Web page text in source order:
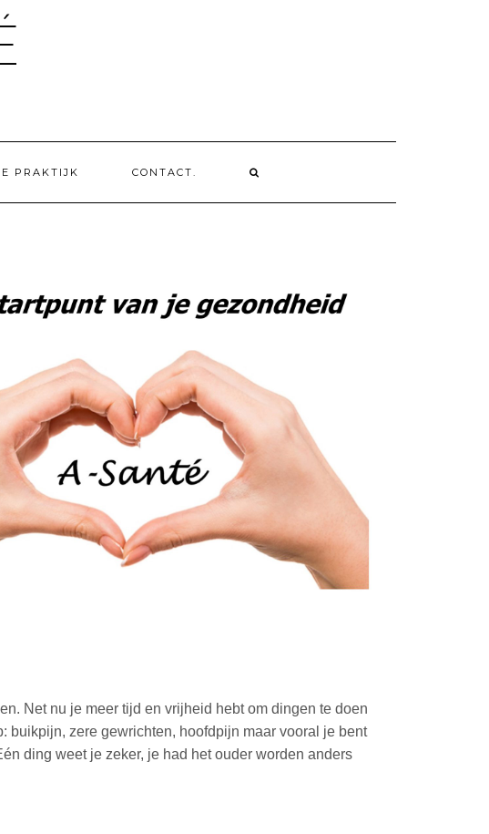
PRAKTIJK CONTACT.
Net nu je meer tijd en vrijheid hebt om dingen te doen
buikpijn, zere gewrichten, hoofdpijn maar vooral je bent
ding weet je zeker, je had het ouder worden anders